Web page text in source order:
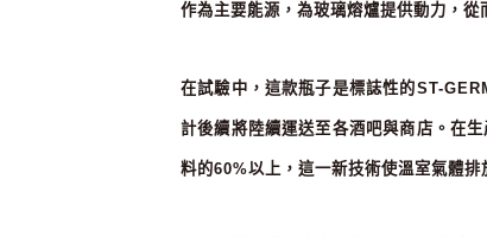
作為主要能源，為玻璃熔爐提供動力，
在試驗中，這款瓶子是標誌性的ST-
計後續將陸續運送至各酒吧與商店。在生
料的60%以上，這一新技術使溫室氣體排